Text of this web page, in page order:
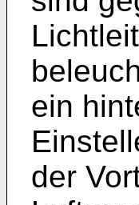
ein
der